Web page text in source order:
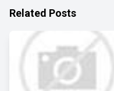
Related Posts